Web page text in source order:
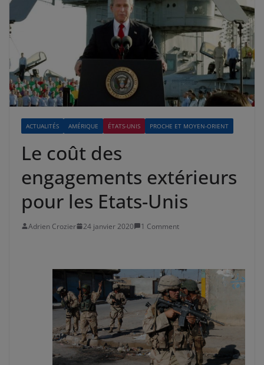
ACTUALITÉS AMÉRIQUE ÉTATS-UNIS PROCHE ET MOYEN-ORIENT
Le coût des
engagements extérieurs
pour les Etats-Unis
Adrien Crozier 24 janvier 2020 1 Comment